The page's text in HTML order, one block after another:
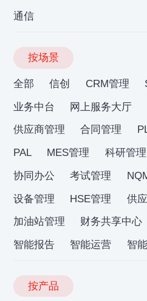
通信
按场景
全部 信创 CRM管理
业务中台
网上服务大厅
供应商管理
合同管理
PAL
MES管理 科研管理
协同办公
考试管理
设备管理
HSE管理
供
加油站管理
财务共享中心
智能报告
智能运营 智
按产品